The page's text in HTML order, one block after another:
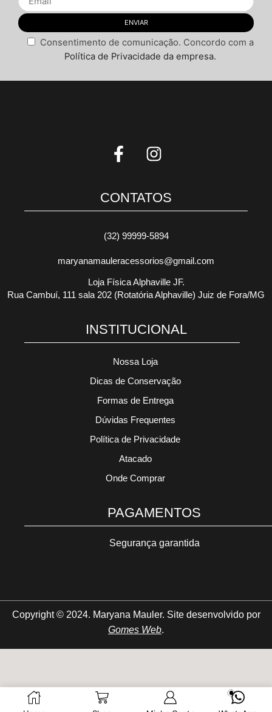
Nome *
vez que eu comentar.
Consentimento de comunicação. Concordo com a
Política de Privacidade da empresa.
CONTATOS
(32) 99999-5894
maryanamauleracessorios@gmail.com
Loja Física Alphaville JF.
Rua Cambuí, 111 sala 202 (Rotatória Alphaville) Juiz de Fora/MG
INSTITUCIONAL
Nossa Loja
Dicas de Conservação
Formas de Entrega
Dúvidas Frequentes
Política de Privacidade
Atacado
Onde Comprar
PAGAMENTOS
Segurança garantida
Copyright © 2024. Maryana Mauler. Site desenvolvido por
Gomes Web.